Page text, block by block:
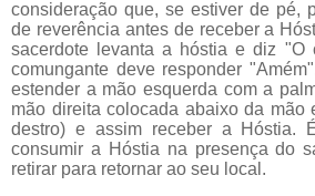
consideração que, se estiver de pé,
de reverência antes de receber a
sacerdote levanta a hóstia e diz "O
comungante deve responder
estender a mão esquerda com a
mão direita colocada abaixo da mão
destro) e assim receber a Hóstia.
consumir a Hóstia na presença do
retirar para retornar ao seu local.